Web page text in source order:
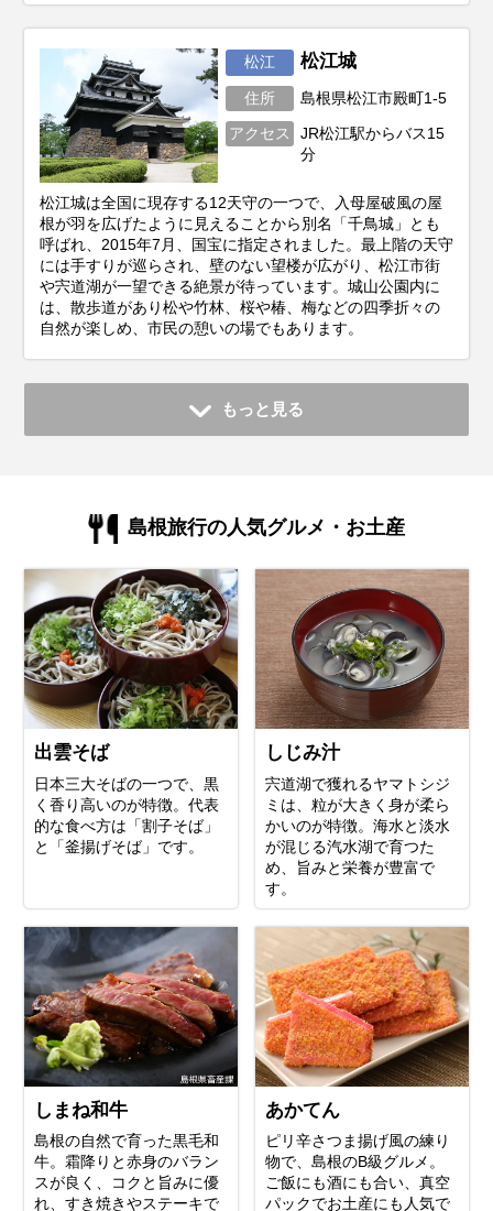
松江 松江城
住所 島根県松江市殿町1-5
アクセス
JR松江駅からバス15
分
松江城は全国に現存する12天守の一つで、入母屋破風の屋
根が羽を広げたように見えることから別名「千鳥城」とも
呼ばれ、2015年7月、国宝に指定されました。最上階の天守
には手すりが巡らされ、壁のない望楼が広がり、松江市街
や宍道湖が一望できる絶景が待っています。城山公園内に
は、散歩道があり松や竹林、桜や椿、梅などの四季折々の
自然が楽しめ、市民の憩いの場でもあります。
もっと見る
島根旅行の人気グルメ・お土産
出雲そば
日本三大そばの一つで、黒
く香り高いのが特徴。代表
的な食べ方は「割子そば」
と「釜揚げそば」です。
しじみ汁
宍道湖で獲れるヤマトシジ
ミは、粒が大きく身が柔ら
かいのが特徴。海水と淡水
が混じる汽水湖で育つた
め、旨みと栄養が豊富で
す。
しまね和牛
島根の自然で育った黒毛和
牛。霜降りと赤身のバラン
スが良く、コクと旨みに優
れ、すき焼きやステーキで
あかてん
ピリ辛さつま揚げ風の練り
物で、島根のB級グルメ。
ご飯にも酒にも合い、真空
パックでお土産にも人気で